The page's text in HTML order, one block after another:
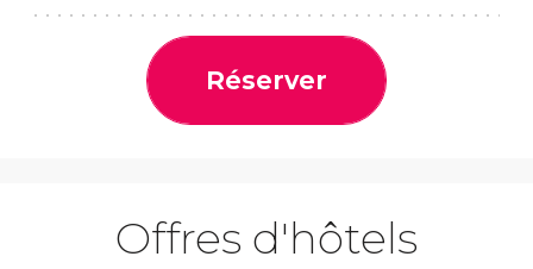
Réserver
Offres d'hôtels